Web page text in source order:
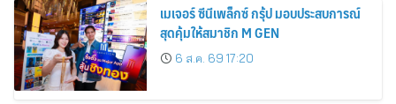
เมเจอร์ ซีนีเพล็กซ์ กรุ้ป มอบประสบการณ์
สุดคุ้มให้สมาชิก M GEN
6 ส.ค. 69 17:20